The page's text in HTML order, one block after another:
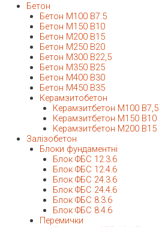
Бетон
Бетон М100 В7.5
Бетон М150 В10
Бетон М200 В15
Бетон М250 В20
Бетон М300 В22,5
Бетон М350 В25
Бетон М400 В30
Бетон М450 В35
Керамзитобетон
Керамзитбетон М100 В7,5
Керамзитбетон М150 В10
Керамзитбетон М200 В15
Залізобетон
Блоки фундаментні
Блок ФБС 12.3.6
Блок ФБС 12.4.6
Блок ФБС 24.3.6
Блок ФБС 24.4.6
Блок ФБС 8.3.6
Блок ФБС 8.4.6
Перемички